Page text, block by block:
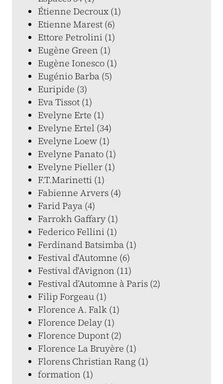
Étienne Decroux (1)
Etienne Marest (6)
Ettore Petrolini (1)
Eugène Green (1)
Eugène Ionesco (1)
Eugénio Barba (5)
Euripide (3)
Eva Tissot (1)
Evelyne Erte (1)
Evelyne Ertel (34)
Evelyne Loew (1)
Evelyne Panato (1)
Evelyne Pieller (1)
F.T.Marinetti (1)
Fabienne Arvers (4)
Farid Paya (4)
Farrokh Gaffary (1)
Federico Fellini (1)
Ferdinand Batsimba (1)
Festival d'Automne (6)
Festival d'Avignon (11)
Festival d’Automne à Paris (2)
Filip Forgeau (1)
Florence A. Falk (1)
Florence Delay (1)
Florence Dupont (2)
Florence La Bruyère (1)
Florens Christian Rang (1)
formation (1)